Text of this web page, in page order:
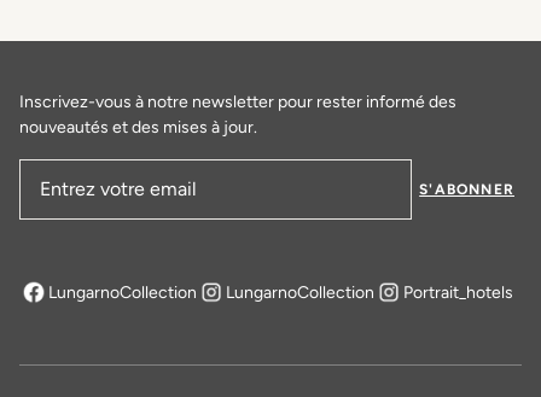
Inscrivez-vous à notre newsletter pour rester informé des
nouveautés et des mises à jour.
S'ABONNER
LungarnoCollection
s'ouvre dans un nouvel onglet
LungarnoCollection Portrait_hotels